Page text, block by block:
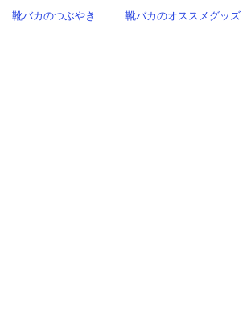
靴バカのつぶやき 靴バカのオススメグッズ